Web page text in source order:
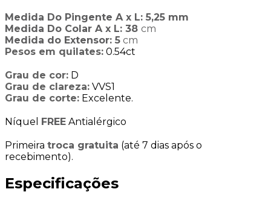
Medida Do Pingente A x L: 5,25 mm
Medida Do Colar A x L: 38 cm
Medida do Extensor: 5 cm
Pesos em quilates: 0.54ct
Grau de cor: D
Grau de clareza: VVS1
Grau de corte: Excelente.
Níquel FREE Antialérgico
Primeira troca gratuita (até 7 dias após o
recebimento).
Especificações